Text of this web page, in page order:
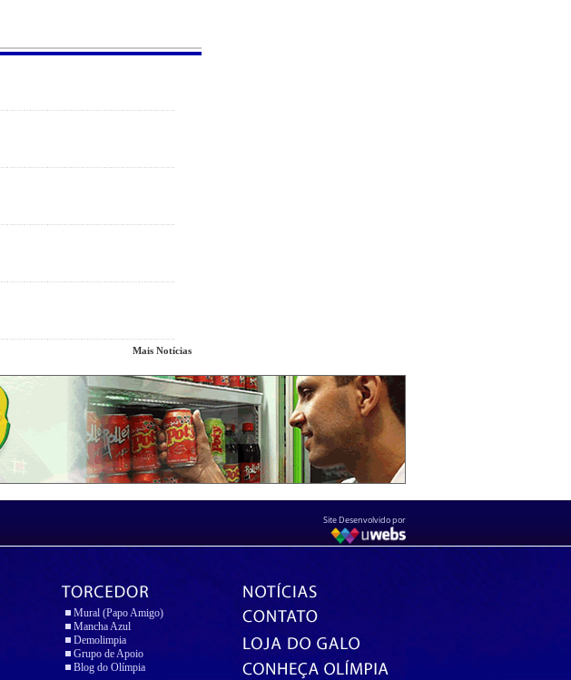
Mais Notícias
Site Desenvolvido por
Mural (Papo Amigo)
Mancha Azul
Demolimpia
Grupo de Apoio
Blog do Olímpia